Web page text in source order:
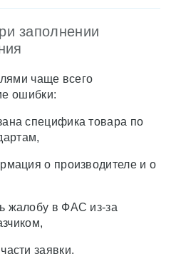
заполнении
чаще всего
ошибки:
специфика товара по
о производителе и о
в ФАС из-за
заявки.